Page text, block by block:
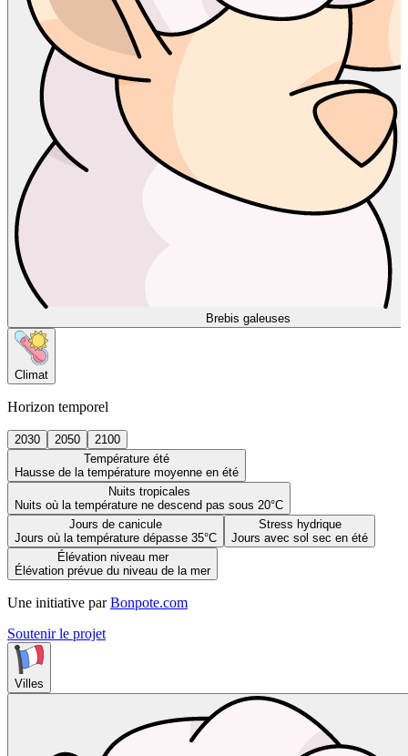
Brebis galeuses
Climat
Horizon temporel
2030 2050
2100
Température été
Hausse de la température moyenne en été
Nuits tropicales
Nuits où la température ne descend pas sous 20°C
Jours de canicule
Jours où la température dépasse 35°C
Stress hydrique
Jours avec sol sec en été
Élévation niveau mer
Élévation prévue du niveau de la mer
Une initiative par Bonpote.com
Soutenir le projet
Villes